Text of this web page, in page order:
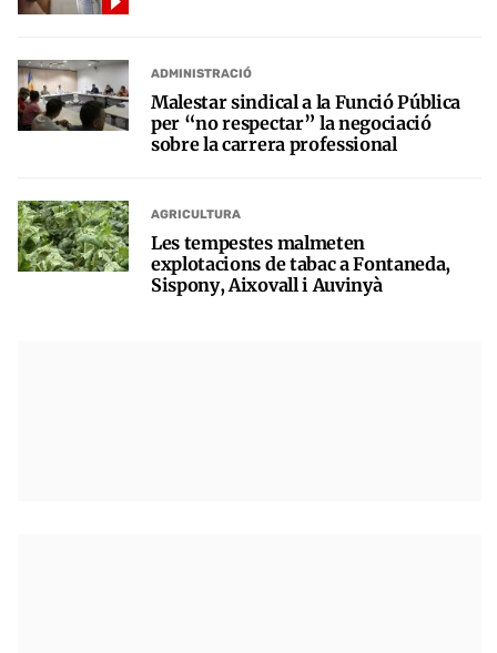
ADMINISTRACIÓ
Malestar sindical a la Funció Pública
per “no respectar” la negociació
sobre la carrera professional
AGRICULTURA
Les tempestes malmeten
explotacions de tabac a Fontaneda,
Sispony, Aixovall i Auvinyà